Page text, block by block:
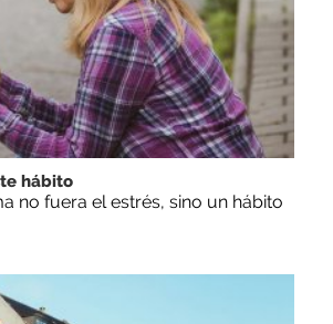
hábito
no fuera el estrés, sino un hábito